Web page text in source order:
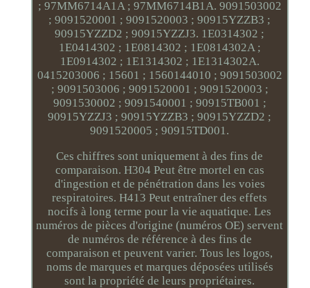
; 97MM6714A1A ; 97MM6714B1A. 9091503002
; 9091520001 ; 9091520003 ; 90915YZZB3 ;
90915YZZD2 ; 90915YZZJ3. 1E0314302 ;
1E0414302 ; 1E0814302 ; 1E0814302A ;
1E0914302 ; 1E1314302 ; 1E1314302A.
0415203006 ; 15601 ; 1560144010 ; 9091503002
; 9091503006 ; 9091520001 ; 9091520003 ;
9091530002 ; 9091540001 ; 90915TB001 ;
90915YZZJ3 ; 90915YZZB3 ; 90915YZZD2 ;
9091520005 ; 90915TD001.
Ces chiffres sont uniquement à des fins de
comparaison. H304 Peut être mortel en cas
d'ingestion et de pénétration dans les voies
respiratoires. H413 Peut entraîner des effets
nocifs à long terme pour la vie aquatique. Les
numéros de pièces d'origine (numéros OE) servent
de numéros de référence à des fins de
comparaison et peuvent varier. Tous les logos,
noms de marques et marques déposées utilisés
sont la propriété de leurs propriétaires.